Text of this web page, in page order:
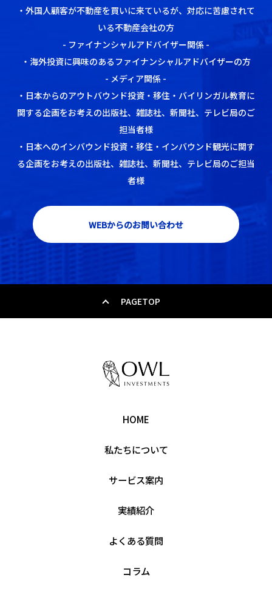
・外国人顧客が不動産を買いに来ているが、対応に苦慮されて
いる不動産会社の方
- ファイナンシャルアドバイザー関係 -
・海外投資に興味のあるファイナンシャルアドバイザーの方
- メディア関係 -
・日本からのアウトバウンド投資・移住・バイリンガル教育に
関する企画をお考えの出版社、雑誌社、新聞社、テレビ局のご
担当者様
・日本へのインバウンド投資・移住・インバウンド観光に関す
る企画をお考えの出版社、雑誌社、新聞社、テレビ局のご担当
者様
WEBからのお問い合わせ
PAGETOP
HOME
私たちについて
サービス案内
実績紹介
よくある質問
コラム